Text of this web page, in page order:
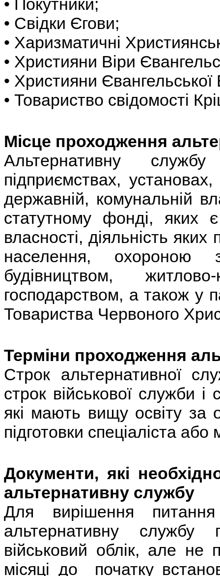
• Покутники;
• Свідки Єгови;
• Харизматичні
• Християни Віри
• Християни Євангельської
• Товариство свідомості
Місце проходження
Альтернативну
підприємствах,
державній, комунальній
статутному фонді, яких
власності, діяльність
населення, охороною
будівництвом,
господарством, а також у
Товариства Червоного
Терміни проходження
Строк альтернативної
строк військової служби
які мають вищу освіту за
підготовки спеціаліста
Документи, які
альтернативну службу
Для вирішення
альтернативну
військовий облік, але
місяці до початку